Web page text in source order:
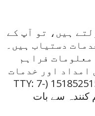
ہیں، تو آپ کے
دستیاب ہیں۔
فراہم
امداد اور خدمات
بھی مفت دستیاب ہیں۔ 15185251550 (TTY: 7-
کنندہ سے بات